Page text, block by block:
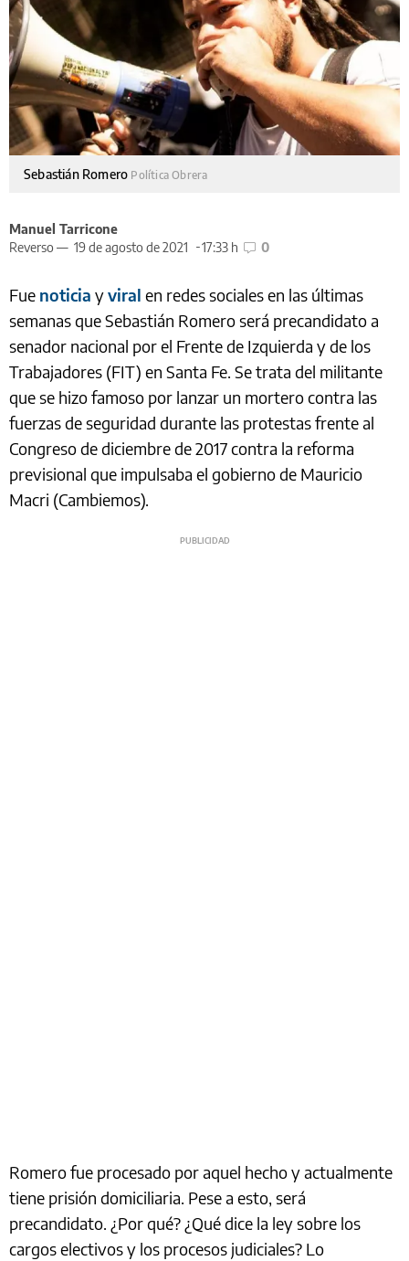
Sebastián Romero Política Obrera
Manuel Tarricone
Reverso — 19 de agosto de 2021 17:33 h 0
Fue noticia yviral en redes sociales en las últimas
semanas que Sebastián Romero será precandidato a
senador nacional por el Frente de Izquierda y de los
Trabajadores (FIT) en Santa Fe. Se trata del militante
que se hizo famoso por lanzar un mortero contra las
fuerzas de seguridad durante las protestas frente al
Congreso de diciembre de 2017 contra la reforma
previsional que impulsaba el gobierno de Mauricio
Macri (Cambiemos).
Romero fue procesado por aquel hecho y actualmente
tiene prisión domiciliaria. Pese a esto, será
precandidato. ¿Por qué? ¿Qué dice la ley sobre los
cargos electivos y los procesos judiciales? Lo